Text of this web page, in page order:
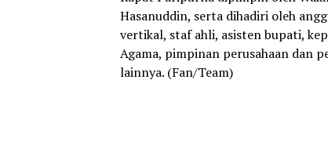
Hasanuddin, serta dihadiri oleh
vertikal, staf ahli, asisten bupati,
Agama, pimpinan perusahaan dan
lainnya. (Fan/Team)